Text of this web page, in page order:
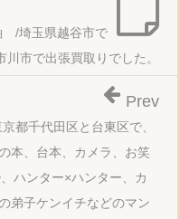
/埼玉県越谷市で
川市で出張買取りでした。
都千代田区と台東区で、
本、台本、カメラ、お笑
ハンター×ハンター、カ
弟子ケンイチなどのマン
Prev